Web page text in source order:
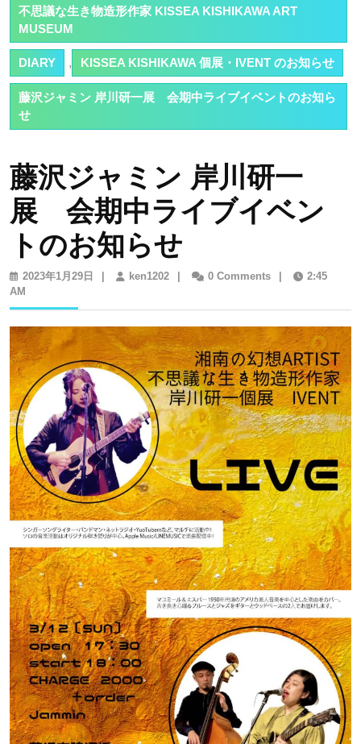
不思議な生き物造形作家 KISSEA KISHIKAWA ART
MUSEUM
DIARY , KISSEA KISHIKAWA 個展・IVENT のお知らせ
藤沢ジャミン 岸川研一展 会期中ライブイベントのお知ら
せ
藤沢ジャミン 岸川研一
展 会期中ライブイベン
トのお知らせ
2023年1月29日
2023
ken1202ken12020 Comments
2:45
AM